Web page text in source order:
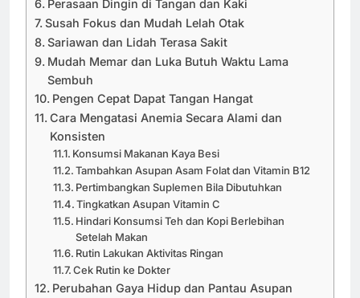
Perasaan Dingin di Tangan dan Kaki
Susah Fokus dan Mudah Lelah Otak
Sariawan dan Lidah Terasa Sakit
Mudah Memar dan Luka Butuh Waktu Lama
Sembuh
Pengen Cepat Dapat Tangan Hangat
Cara Mengatasi Anemia Secara Alami dan
Konsisten
Konsumsi Makanan Kaya Besi
Tambahkan Asupan Asam Folat dan Vitamin B12
Pertimbangkan Suplemen Bila Dibutuhkan
Tingkatkan Asupan Vitamin C
Hindari Konsumsi Teh dan Kopi Berlebihan
Setelah Makan
Rutin Lakukan Aktivitas Ringan
Cek Rutin ke Dokter
Perubahan Gaya Hidup dan Pantau Asupan